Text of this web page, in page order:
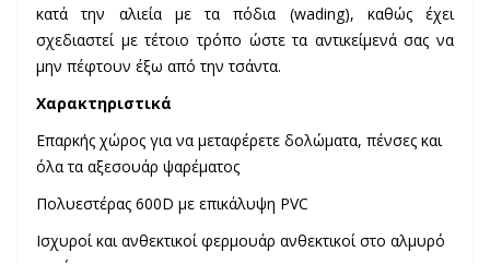
κατά την αλιεία με τα πόδια (wading), καθώς έχει
σχεδιαστεί με τέτοιο τρόπο ώστε τα αντικείμενά σας να
μην πέφτουν έξω από την τσάντα.
Χαρακτηριστικά
Επαρκής χώρος για να μεταφέρετε δολώματα, πένσες και
όλα τα αξεσουάρ ψαρέματος
Πολυεστέρας 600D με επικάλυψη PVC
Ισχυροί και ανθεκτικοί φερμουάρ ανθεκτικοί στο αλμυρό